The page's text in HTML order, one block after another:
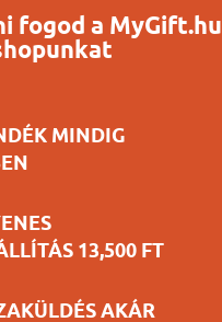
fogod a MyGift.hu
MINDIG
13,500 FT
AKÁR